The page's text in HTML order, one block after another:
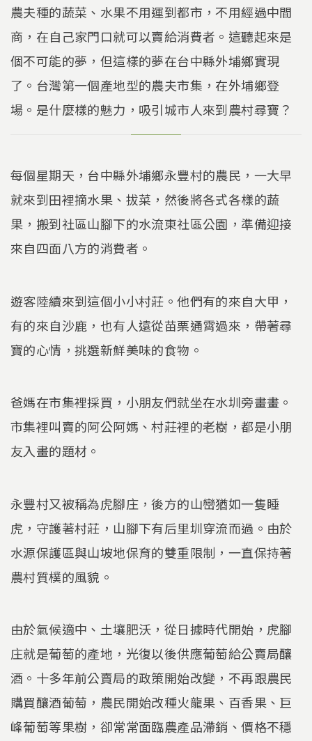
農夫種的蔬菜、水果不用運到都市，不用經過中間
商，在自己家門口就可以賣給消費者。這聽起來是
個不可能的夢，但這樣的夢在台中縣外埔鄉實現
了。台灣第一個產地型的農夫市集，在外埔鄉登
場。是什麼樣的魅力，吸引城市人來到農村尋寶？
每個星期天，台中縣外埔鄉永豐村的農民，一大早
就來到田裡摘水果、拔菜，然後將各式各樣的蔬
果，搬到社區山腳下的水流東社區公園，準備迎接
來自四面八方的消費者。
遊客陸續來到這個小小村莊。他們有的來自大甲，
有的來自沙鹿，也有人遠從苗栗通霄過來，帶著尋
寶的心情，挑選新鮮美味的食物。
爸媽在市集裡採買，小朋友們就坐在水圳旁畫畫。
市集裡叫賣的阿公阿媽、村莊裡的老樹，都是小朋
友入畫的題材。
永豐村又被稱為虎腳庄，後方的山巒猶如一隻睡
虎，守護著村莊，山腳下有后里圳穿流而過。由於
水源保護區與山坡地保育的雙重限制，一直保持著
農村質樸的風貌。
由於氣候適中、土壤肥沃，從日據時代開始，虎腳
庄就是葡萄的產地，光復以後供應葡萄給公賣局釀
酒。十多年前公賣局的政策開始改變，不再跟農民
購買釀酒葡萄，農民開始改種火龍果、百香果、巨
峰葡萄等果樹，卻常常面臨農產品滯銷、價格不穩